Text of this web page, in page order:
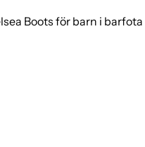
Boots för barn i